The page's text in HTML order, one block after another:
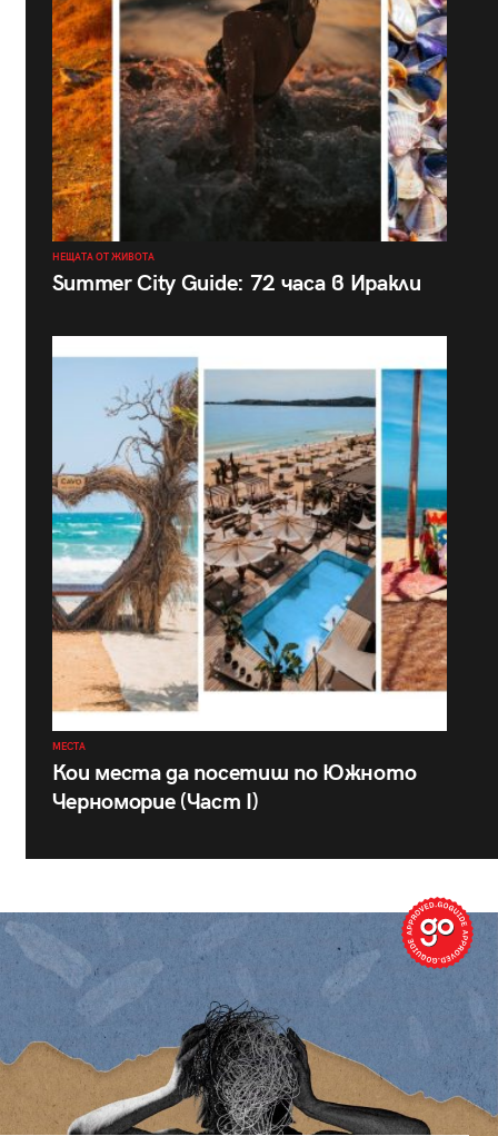
НЕЩАТА ОТ ЖИВОТА
Summer City Guide: 72 часа в Иракли
МЕСТА
Кои места да посетиш по Южното
Черноморие (Част I)